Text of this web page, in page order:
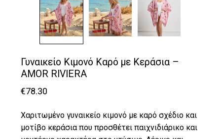
Γυναικείο Κιμονό Καρό με Κεράσια –
AMOR RIVIERA
€78.30
Χαριτωμένο γυναικείο κιμονό με καρό σχέδιο και
μοτίβο κεράσια που προσθέτει παιχνιδιάρικο και